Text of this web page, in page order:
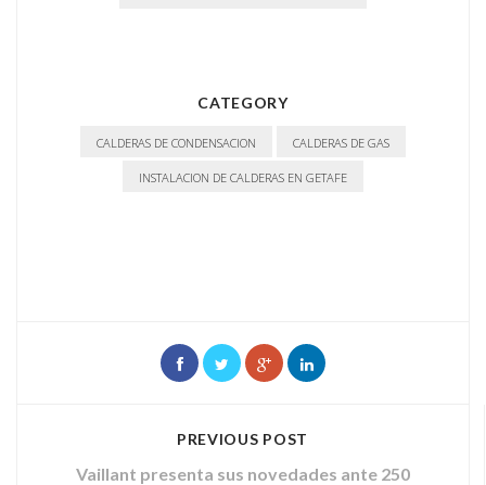
CATEGORY
CALDERAS DE CONDENSACION CALDERAS DE GAS
INSTALACION DE CALDERAS EN GETAFE
PREVIOUS POST
Vaillant presenta sus novedades ante 250